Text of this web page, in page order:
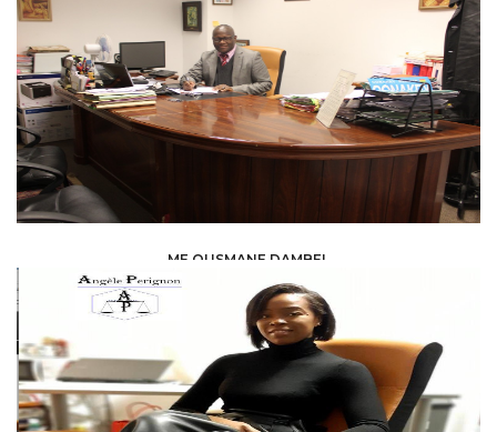
ME OUSMANE DAMBEL
AVOCAT